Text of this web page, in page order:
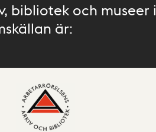
bibliotek och museer i
är: